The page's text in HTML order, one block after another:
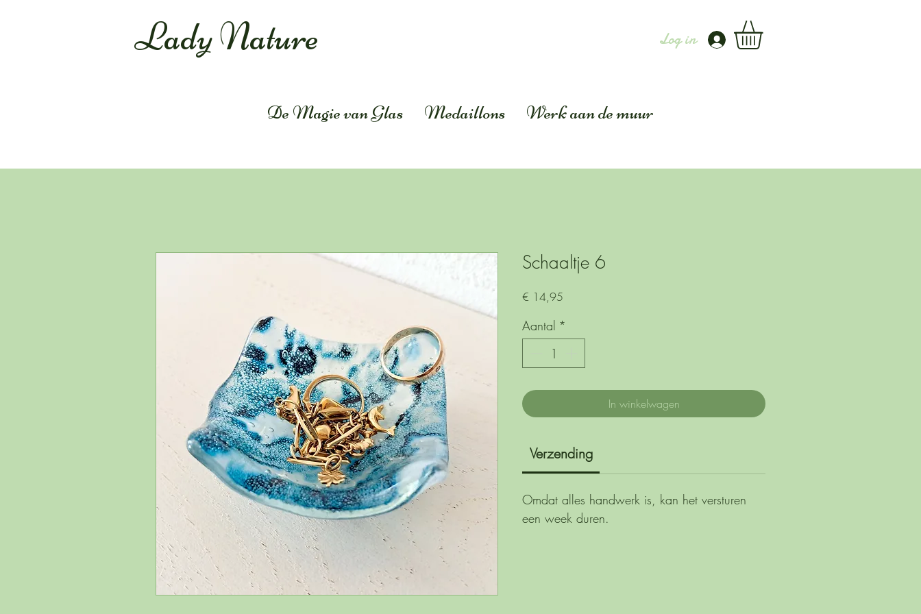
Lady Nature Log in
De Magie van Glas Medaillons Werk aan de muur
Schaaltje 6
€ 14,95
Aantal *
In winkelwagen
Verzending
Omdat alles handwerk is, kan het versturen
een week duren.